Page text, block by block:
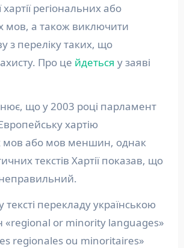
регіональних або
мов, а також виключити
з переліку таких, що
Про це йдеться у заяві
що у 2003 році парламент
хартію
мов або мов меншин, однак
текстів Хартії показав, що
неправильний.
тексті перекладу українською
«regional or minority languages»
regionales ou minoritaires»